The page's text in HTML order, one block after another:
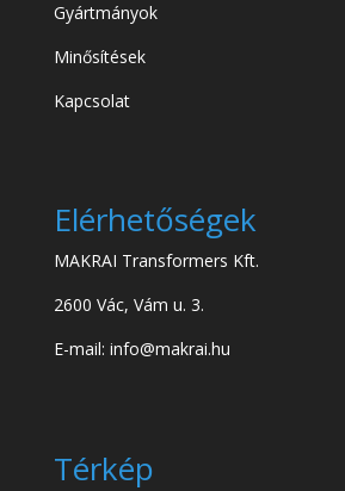
Gyártmányok
Minősítések
Kapcsolat
Elérhetőségek
MAKRAI Transformers Kft.
2600 Vác, Vám u. 3.
E-mail: info@makrai.hu
Térkép